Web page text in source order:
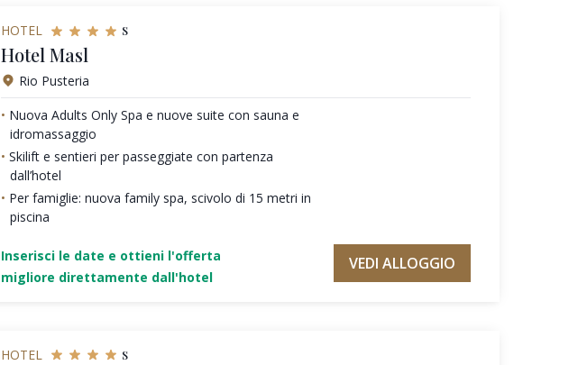
HOTEL s
Hotel Masl
Rio Pusteria
Nuova Adults Only Spa e nuove suite con sauna e
idromassaggio
Skilift e sentieri per passeggiate con partenza
dall’hotel
Per famiglie: nuova family spa, scivolo di 15 metri in
piscina
Inserisci le date e ottieni l'offerta
migliore direttamente dall'hotel
VEDI ALLOGGIO
HOTEL s